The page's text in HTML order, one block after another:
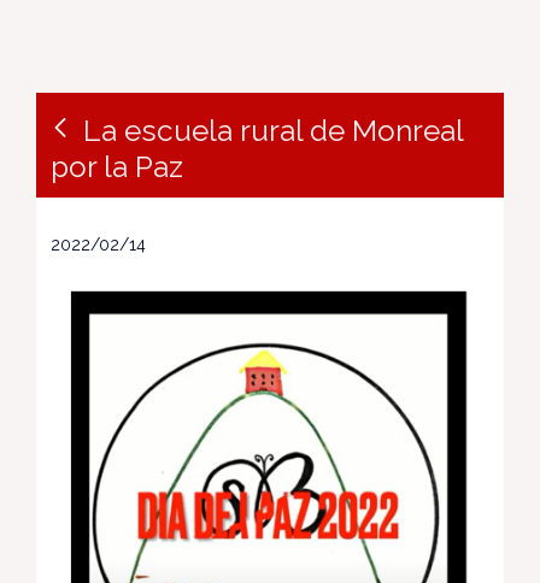
La escuela rural de Monreal
por la Paz
2022/02/14